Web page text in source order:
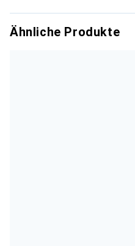
Ähnliche Produkte